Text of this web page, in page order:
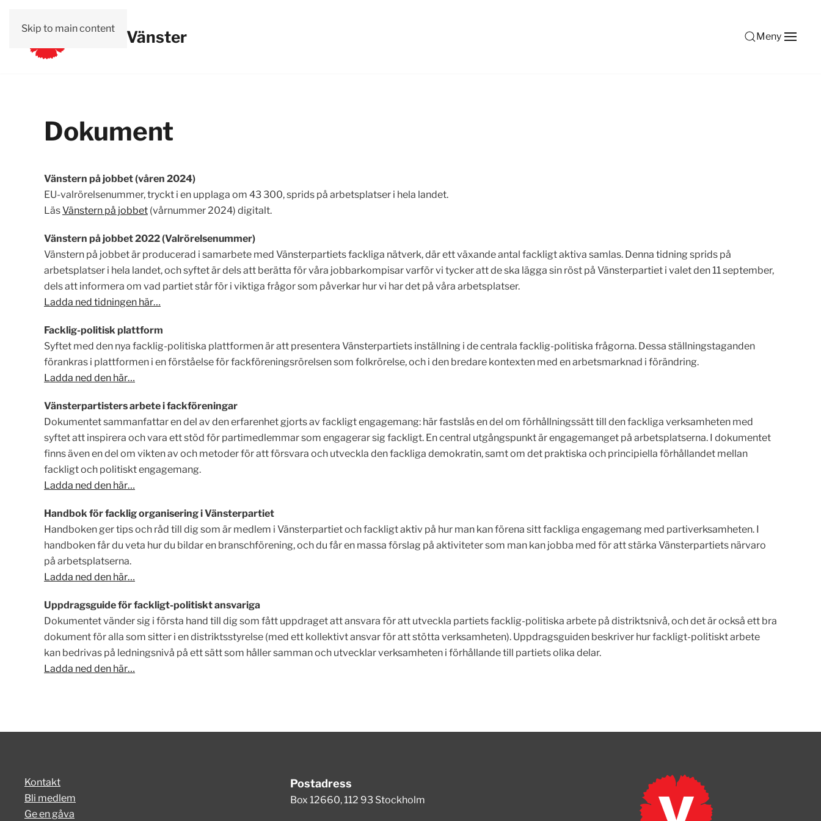
Skip to main contentFacklig Vänster Meny
Dokument
Vänstern på jobbet (våren 2024)
EU-valrörelsenummer, tryckt i en upplaga om 43 300, sprids på arbetsplatser i hela landet.
LäsVänstern på jobbet (vårnummer 2024) digitalt.
Vänstern på jobbet 2022 (Valrörelsenummer)
Vänstern på jobbet är producerad i samarbete med Vänsterpartiets fackliga nätverk, där ett växande antal fackligt aktiva samlas. Denna tidning sprids på
arbetsplatser i hela landet, och syftet är dels att berätta för våra jobbarkompisar varför vi tycker att de ska lägga sin röst på Vänsterpartiet i valet den 11 september,
dels att informera om vad partiet står för i viktiga frågor som påverkar hur vi har det på våra arbetsplatser.
Ladda ned tidningen här…
Facklig-politisk plattform
Syftet med den nya facklig-politiska plattformen är att presentera Vänsterpartiets inställning i de centrala facklig-politiska frågorna. Dessa ställningstaganden
förankras i plattformen i en förståelse för fackföreningsrörelsen som folkrörelse, och i den bredare kontexten med en arbetsmarknad i förändring.
Ladda ned den här…
Vänsterpartisters arbete i fackföreningar
Dokumentet sammanfattar en del av den erfarenhet gjorts av fackligt engagemang: här fastslås en del om förhållningssätt till den fackliga verksamheten med
syftet att inspirera och vara ett stöd för partimedlemmar som engagerar sig fackligt. En central utgångspunkt är engagemanget på arbetsplatserna. I dokumentet
finns även en del om vikten av och metoder för att försvara och utveckla den fackliga demokratin, samt om det praktiska och principiella förhållandet mellan
fackligt och politiskt engagemang.
Ladda ned den här…
Handbok för facklig organisering i Vänsterpartiet
Handboken ger tips och råd till dig som är medlem i Vänsterpartiet och fackligt aktiv på hur man kan förena sitt fackliga engagemang med partiverksamheten. I
handboken får du veta hur du bildar en branschförening, och du får en massa förslag på aktiviteter som man kan jobba med för att stärka Vänsterpartiets närvaro
på arbetsplatserna.
Ladda ned den här…
Uppdragsguide för fackligt-politiskt ansvariga
Dokumentet vänder sig i första hand till dig som fått uppdraget att ansvara för att utveckla partiets facklig-politiska arbete på distriktsnivå, och det är också ett bra
dokument för alla som sitter i en distriktsstyrelse (med ett kollektivt ansvar för att stötta verksamheten). Uppdragsguiden beskriver hur fackligt-politiskt arbete
kan bedrivas på ledningsnivå på ett sätt som håller samman och utvecklar verksamheten i förhållande till partiets olika delar.
Ladda ned den här…
Kontakt
Bli medlem
Ge en gåva
Postadress
Box 12660, 112 93 Stockholm